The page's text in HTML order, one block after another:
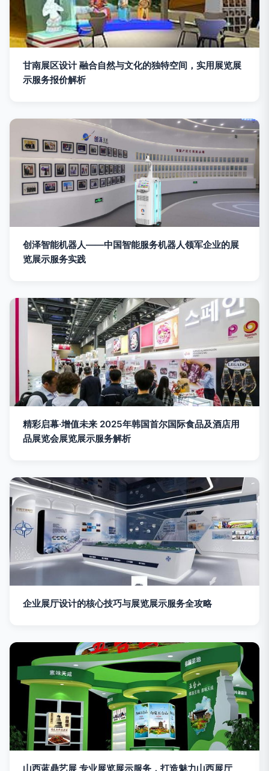
甘南展区设计 融合自然与文化的独特空间，实用展览展
示服务报价解析
创泽智能机器人——中国智能服务机器人领军企业的展
览展示服务实践
精彩启幕·增值未来 2025年韩国首尔国际食品及酒店用
品展览会展览展示服务解析
企业展厅设计的核心技巧与展览展示服务全攻略
山西蓝鼎艺展 专业展览展示服务，打造魅力山西展厅